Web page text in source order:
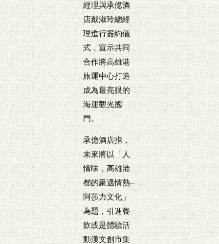
經理與承億酒
店戴淑玲總經
理進行簽約儀
式，宣示共同
合作將高雄港
旅運中心打造
成為最亮眼的
海運觀光國
門。
承億酒店指，
未來將以「人
情味，高雄港
都的豪邁情熱–
阿莎力文化」
為題，引進餐
飲或是體驗活
動漢文創市集